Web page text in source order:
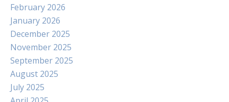
February 2026
January 2026
December 2025
November 2025
September 2025
August 2025
July 2025